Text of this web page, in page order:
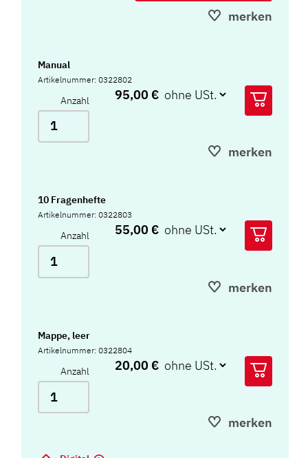
merken
Manual
Artikelnummer: 0322802
Anzahl 95,00 €
merken
10 Fragenhefte
Artikelnummer: 0322803
Anzahl 55,00 €
merken
Mappe, leer
Artikelnummer: 0322804
Anzahl 20,00 €
merken